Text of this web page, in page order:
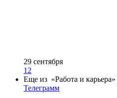
29 сентября
12
Еще из «Работа и карьера»
Телеграмм